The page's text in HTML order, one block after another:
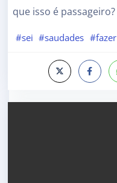
que isso é passageiro?
#sei #saudades #fazer